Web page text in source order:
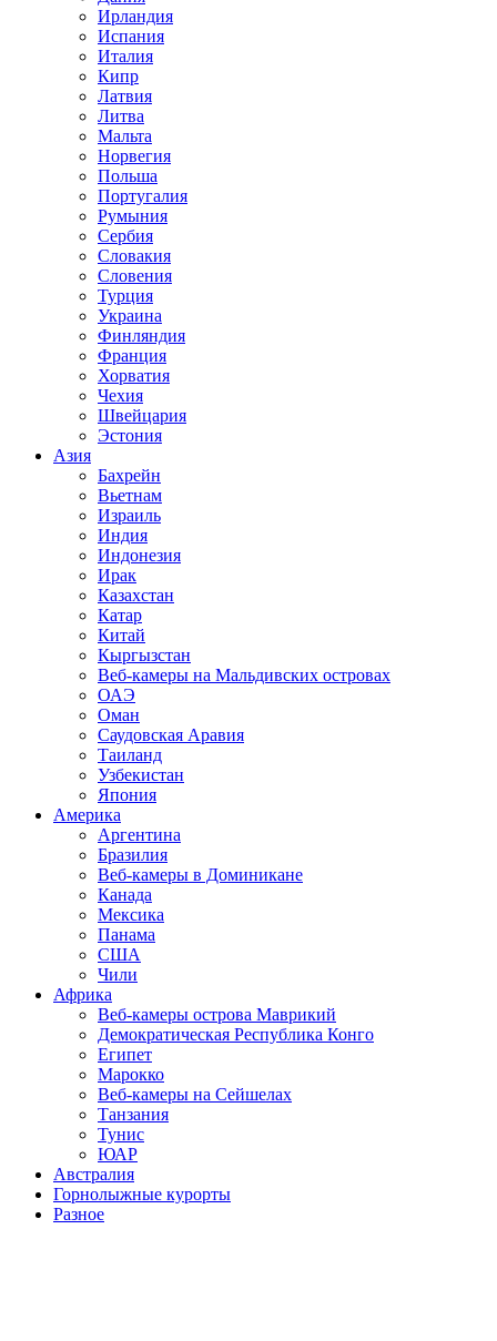
Ирландия
Испания
Италия
Кипр
Латвия
Литва
Мальта
Норвегия
Польша
Португалия
Румыния
Сербия
Словакия
Словения
Турция
Украина
Финляндия
Франция
Хорватия
Чехия
Швейцария
Эстония
Азия
Бахрейн
Вьетнам
Израиль
Индия
Индонезия
Ирак
Казахстан
Катар
Китай
Кыргызстан
Веб-камеры на Мальдивских островах
ОАЭ
Оман
Саудовская Аравия
Таиланд
Узбекистан
Япония
Америка
Аргентина
Бразилия
Веб-камеры в Доминикане
Канада
Мексика
Панама
США
Чили
Африка
Веб-камеры острова Маврикий
Демократическая Республика Конго
Египет
Марокко
Веб-камеры на Сейшелах
Танзания
Тунис
ЮАР
Австралия
Горнолыжные курорты
Разное